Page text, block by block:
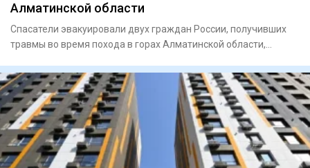
Алматинской области
Спасатели эвакуировали двух граждан России, получивших
травмы во время похода в горах Алматинской области,